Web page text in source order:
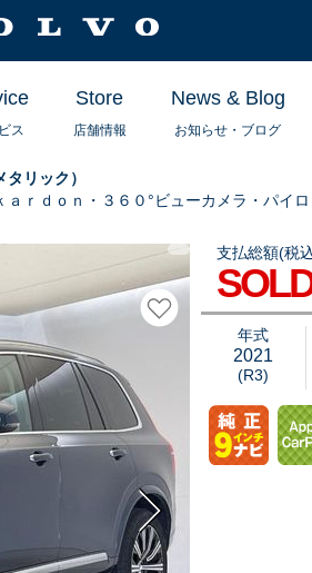
ス
Store
店舗情報
News & Blog
お知らせ・ブログ
リック）
ｒｄｏｎ・３６０°ビューカメラ・パイ
ＸＣ９０Ｂ６Ａ
ろんボルボが世
支払総額(税
年式
2021
(R3)